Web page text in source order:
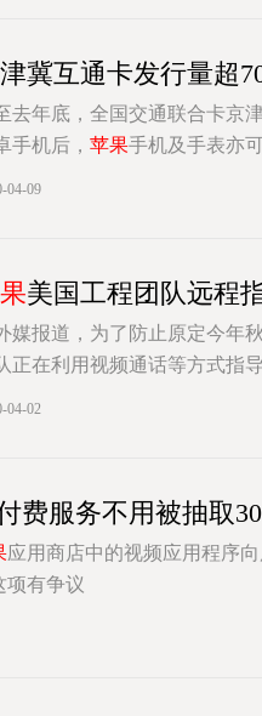
冀互通卡发行量超
去年底，全国交通联合卡京
手机后， 苹果手机及手表亦
04-09
美国工程团队远程
媒报道，为了防止原定今年
正在利用视频通话等方式指
04-02
费服务不用被抽取
应用商店中的视频应用程序
项有争议